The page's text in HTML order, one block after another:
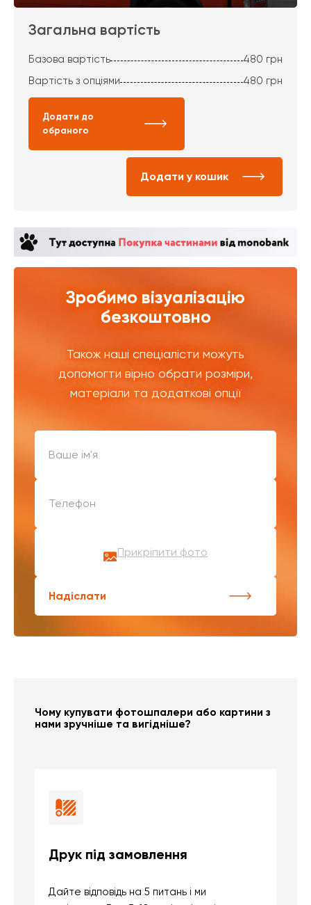
Загальна вартість
Базова вартість 480 грн
Вартість з опціями
480 грн
Додати до
обраного
Додати у кошик
Зробимо візуалізацію
безкоштовно
Також наші спеціалісти можуть
допомогти вірно обрати розміри,
матеріали та додаткові опції
Прикріпити фото
Надіслати
Чому купувати фотошпалери або картини з
нами зручніше та вигідніше?
Друк під замовлення
Дайте відповідь на 5 питань і ми